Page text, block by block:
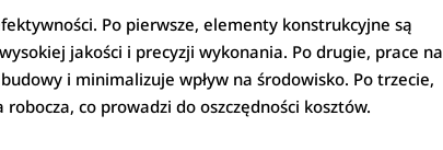
Po pierwsze, elementy konstrukcyjne są
jakości i precyzji wykonania. Po drugie, prace na
i minimalizuje wpływ na środowisko. Po trzecie,
co prowadzi do oszczędności kosztów.